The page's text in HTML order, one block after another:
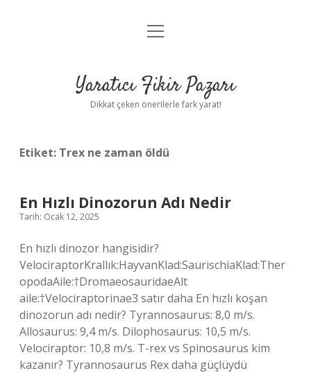
Anasayfa
Yasal Uyarı
menüyü
Yaratıcı Fikir Pazarı
Dikkat çeken önerilerle fark yarat!
Etiket: Trex ne zaman öldü
En Hızlı Dinozorun Adı Nedir
Tarih: Ocak 12, 2025
En hızlı dinozor hangisidir?
VelociraptorKrallık:HayvanKlad:SaurischiaKlad:Ther
opodaAile:†DromaeosauridaeAlt
aile:†Velociraptorinae3 satır daha En hızlı koşan
dinozorun adı nedir? Tyrannosaurus: 8,0 m/s.
Allosaurus: 9,4 m/s. Dilophosaurus: 10,5 m/s.
Velociraptor: 10,8 m/s. T-rex vs Spinosaurus kim
kazanır? Tyrannosaurus Rex daha güçlüydü